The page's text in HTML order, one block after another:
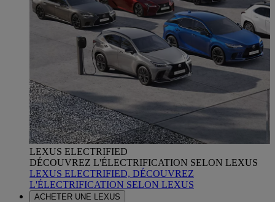
LEXUS ELECTRIFIED
DÉCOUVREZ L'ÉLECTRIFICATION SELON LEXUS
LEXUS ELECTRIFIED, DÉCOUVREZ
L'ÉLECTRIFICATION SELON LEXUS
ACHETER UNE LEXUS